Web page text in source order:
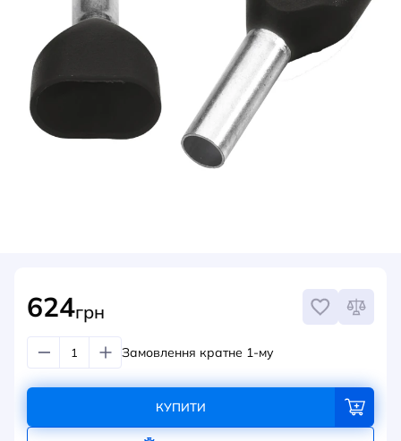
КОНТАКТИ
СИСТЕМИ ШИНОПРОВОДІВ ТА СТРУМОПРОВОДІВ
624грн
Замовлення кратне 1-му
КУПИТИ